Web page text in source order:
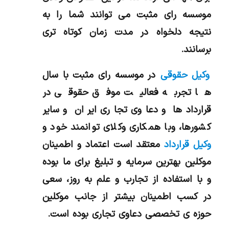
موسسه رای مثبت می توانند شما را به
نتیجه دلخواه در مدت زمان کوتاه تری
برسانند.
وکیل حقوقی در موسسه رای مثبت با سال
ها تجربه فعالیت موفق حقوقی در
قراردادها و دعاوی تجاری ایران و سایر
کشورها، وبا همکاری وکلای توانمند خود و
وکیل قراردادمعتقد است اعتماد و اطمینان
موکلین بهترین سرمایه و تبلیغ برای ما بوده
و با استفاده از تجارب و علم به روز، سعی
در کسب اطمینان بیشتر از جانب موکلین
حوزه ی تخصصی دعاوی تجاری بوده است.